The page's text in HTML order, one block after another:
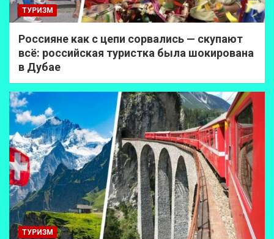
ТУРИЗМ
Россияне как с цепи сорвались — скупают
всё: российская туристка была шокирована
в Дубае
ТУРИЗМ